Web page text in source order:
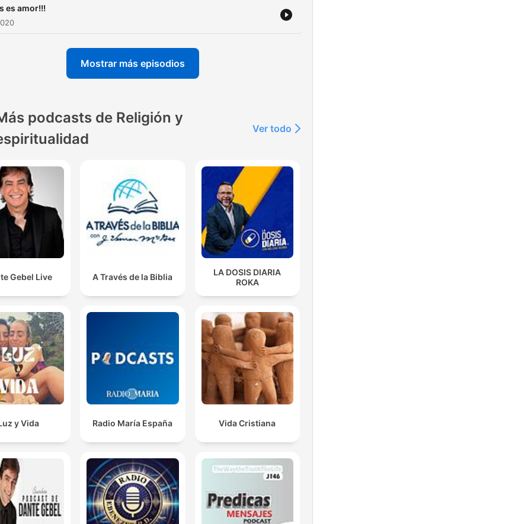
es amor!!!
Mostrar más episodios
podcasts de Religión y
Ver todo
Gebel Live A Través de la Biblia
LA DOSIS DIARIA
ROKA
y Vida Radio María España Vida Cristiana